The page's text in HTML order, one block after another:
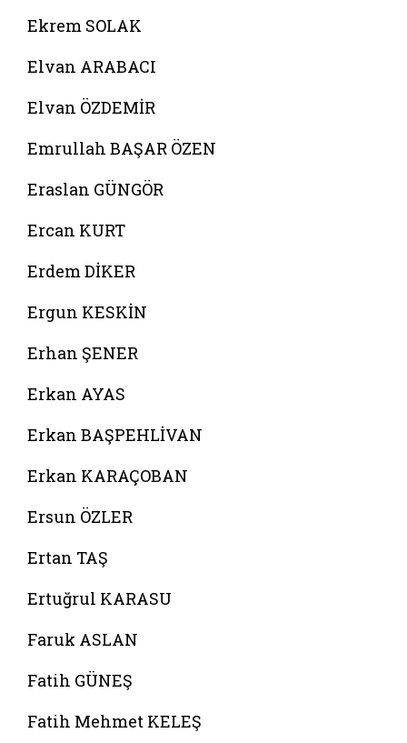
Ekrem SOLAK
Elvan ARABACI
Elvan ÖZDEMİR
Emrullah BAŞAR ÖZEN
Eraslan GÜNGÖR
Ercan KURT
Erdem DİKER
Ergun KESKİN
Erhan ŞENER
Erkan AYAS
Erkan BAŞPEHLİVAN
Erkan KARAÇOBAN
Ersun ÖZLER
Ertan TAŞ
Ertuğrul KARASU
Faruk ASLAN
Fatih GÜNEŞ
Fatih Mehmet KELEŞ